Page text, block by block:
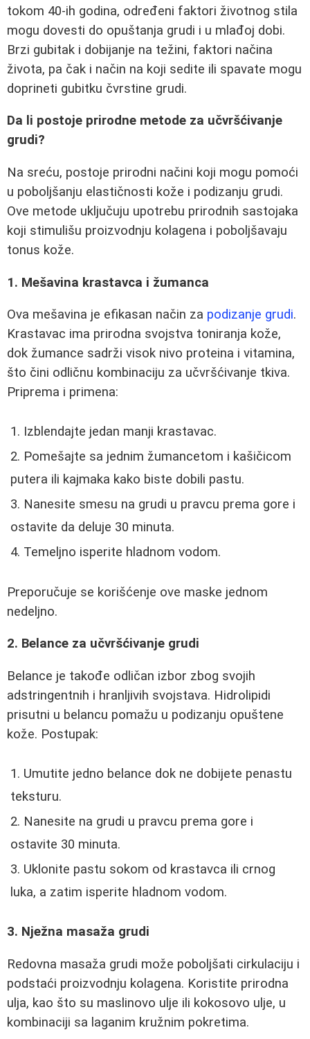
tokom 40-ih godina, određeni faktori životnog stila
mogu dovesti do opuštanja grudi i u mlađoj dobi.
Brzi gubitak i dobijanje na težini, faktori načina
života, pa čak i način na koji sedite ili spavate mogu
doprineti gubitku čvrstine grudi.
Da li postoje prirodne metode za učvršćivanje
grudi?
Na sreću, postoje prirodni načini koji mogu pomoći
u poboljšanju elastičnosti kože i podizanju grudi.
Ove metode uključuju upotrebu prirodnih sastojaka
koji stimulišu proizvodnju kolagena i poboljšavaju
tonus kože.
1. Mešavina krastavca i žumanca
Ova mešavina je efikasan način za podizanje grudi.
Krastavac ima prirodna svojstva toniranja kože,
dok žumance sadrži visok nivo proteina i vitamina,
što čini odličnu kombinaciju za učvršćivanje tkiva.
Priprema i primena:
Izblendajte jedan manji krastavac.
Pomešajte sa jednim žumancetom i kašičicom
putera ili kajmaka kako biste dobili pastu.
Nanesite smesu na grudi u pravcu prema gore i
ostavite da deluje 30 minuta.
Temeljno isperite hladnom vodom.
Preporučuje se korišćenje ove maske jednom
nedeljno.
2. Belance za učvršćivanje grudi
Belance je takođe odličan izbor zbog svojih
adstringentnih i hranljivih svojstava. Hidrolipidi
prisutni u belancu pomažu u podizanju opuštene
kože. Postupak:
Umutite jedno belance dok ne dobijete penastu
teksturu.
Nanesite na grudi u pravcu prema gore i
ostavite 30 minuta.
Uklonite pastu sokom od krastavca ili crnog
luka, a zatim isperite hladnom vodom.
3. Nježna masaža grudi
Redovna masaža grudi može poboljšati cirkulaciju i
podstaći proizvodnju kolagena. Koristite prirodna
ulja, kao što su maslinovo ulje ili kokosovo ulje, u
kombinaciji sa laganim kružnim pokretima.